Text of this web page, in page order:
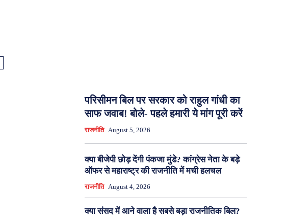
परिसीमन बिल पर सरकार को राहुल गांधी का
साफ जवाब! बोले- पहले हमारी ये मांग पूरी करें
राजनीति August 5, 2026
क्या बीजेपी छोड़ देंगी पंकजा मुंडे? कांग्रेस नेता के बड़े
ऑफर से महाराष्ट्र की राजनीति में मची हलचल
राजनीति August 4, 2026
क्या संसद में आने वाला है सबसे बड़ा राजनीतिक बिल?